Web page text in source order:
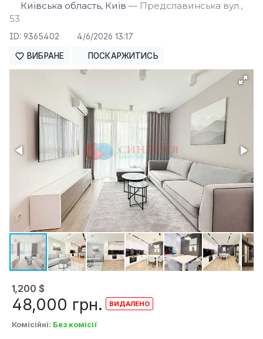
Київська область, Київ — Предславинська вул.,
53
ID: 9365402 4/6/2026 13:17
ВИБРАНЕ ПОСКАРЖИТИСЬ
1,200 $
48,000 грн.
Комісійні: Без комісії